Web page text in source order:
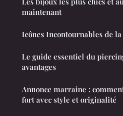
maintenant
Icônes Incontournables de
Le guide essentiel du
avantages
Annonce marraine :
fort avec style et originalité